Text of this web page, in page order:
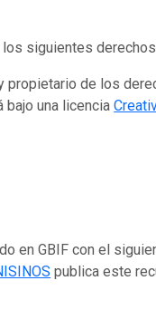
siguientes
propietario de los
bajo una licencia
en GBIF con el
publica este